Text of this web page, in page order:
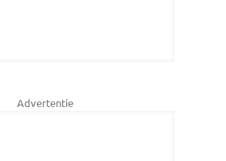
Advertentie